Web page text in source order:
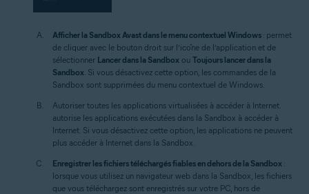
Afficher la Sandbox Avast dans le menu contextuel Windows : permet
de cliquer avec le bouton droit sur l’icône de l’application et de
sélectionner Lancer dans la Sandbox ou Toujours lancer dans la
Sandbox . Si vous désactivez cette option, les commandes de la
Sandbox sont supprimées du menu contextuel de Windows.
Autoriser toutes les applications virtualisées à accéder à Internet.
autorise les applications exécutées dans la Sandbox à accéder à
Internet. Si vous désactivez cette option, les applications ne peuvent
plus accéder à Internet dans la Sandbox.
Enregistrer les fichiers téléchargés fiables en dehors de la Sandbox :
lorsque vous utilisez un navigateur web dans la Sandbox, les fichiers
que vous téléchargez sont enregistrés sur votre PC, hors de